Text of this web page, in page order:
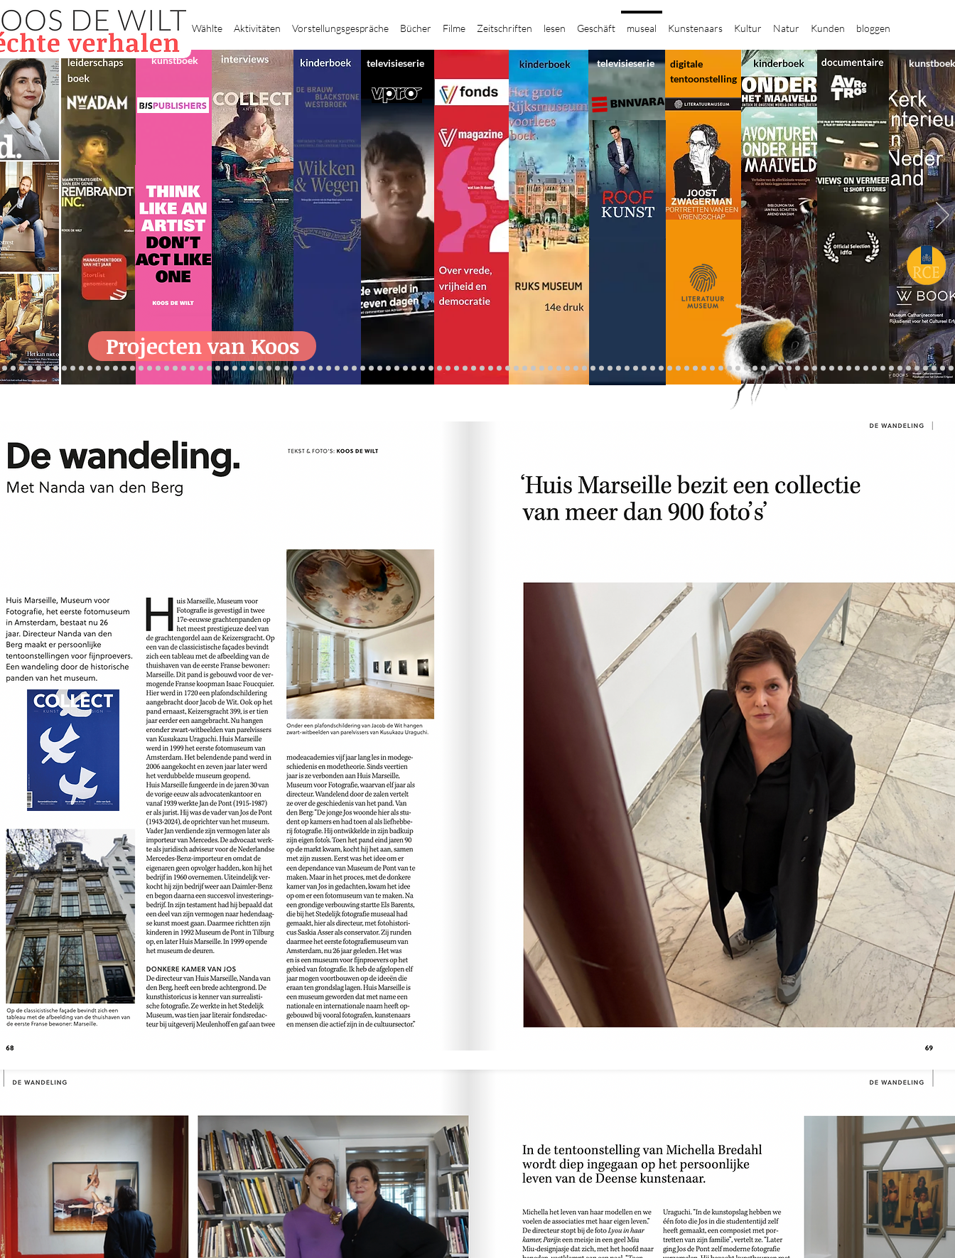
Heim Wählte Aktivitäten Vorstellungsgespräche Bücher Filme Zeitschriften lesen Geschäft museal Kunstenaars Kultur Natur Kunden bloggen
kunstboek televisieserie
Projecten van Koos
digitale
tentoonstelling
televisieserie kunstboek